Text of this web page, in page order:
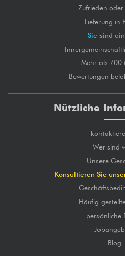
Zufrieden
Lieferung in
Sie sind
Mehr als 700
Bewertungen
Nützliche
Wer sind
Unsere
Konsultieren Sie
Häufig
persönliche
Blog